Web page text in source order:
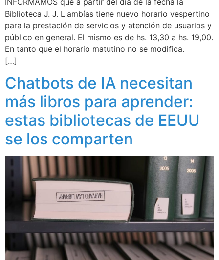
INFORMAMOS que a partir del día de la fecha la
Biblioteca J. J. Llambías tiene nuevo horario vespertino
para la prestación de servicios y atención de usuarios y
público en general. El mismo es de hs. 13,30 a hs. 19,00.
En tanto que el horario matutino no se modifica.
[…]
Chatbots de IA necesitan
más libros para aprender:
estas bibliotecas de EEUU
se los comparten